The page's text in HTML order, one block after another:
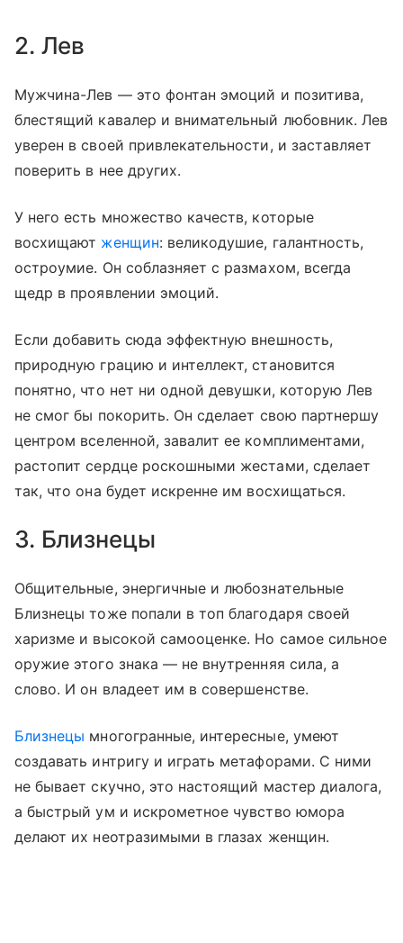
2. Лев
Мужчина-Лев — это фонтан эмоций и позитива,
блестящий кавалер и внимательный любовник. Лев
уверен в своей привлекательности, и заставляет
поверить в нее других.
У него есть множество качеств, которые
восхищают женщин: великодушие, галантность,
остроумие. Он соблазняет с размахом, всегда
щедр в проявлении эмоций.
Если добавить сюда эффектную внешность,
природную грацию и интеллект, становится
понятно, что нет ни одной девушки, которую Лев
не смог бы покорить. Он сделает свою партнершу
центром вселенной, завалит ее комплиментами,
растопит сердце роскошными жестами, сделает
так, что она будет искренне им восхищаться.
3. Близнецы
Общительные, энергичные и любознательные
Близнецы тоже попали в топ благодаря своей
харизме и высокой самооценке. Но самое сильное
оружие этого знака — не внутренняя сила, а
слово. И он владеет им в совершенстве.
Близнецы многогранные, интересные, умеют
создавать интригу и играть метафорами. С ними
не бывает скучно, это настоящий мастер диалога,
а быстрый ум и искрометное чувство юмора
делают их неотразимыми в глазах женщин.